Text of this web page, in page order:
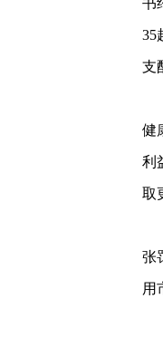
书
35
支
健
利
取
张
用